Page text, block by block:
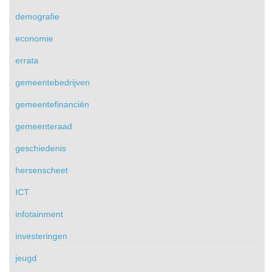
demografie
economie
errata
gemeentebedrijven
gemeentefinanciën
gemeenteraad
geschiedenis
hersenscheet
ICT
infotainment
investeringen
jeugd